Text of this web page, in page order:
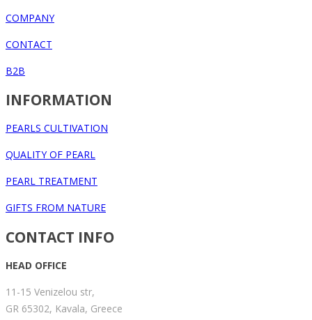
COMPANY
CONTACT
B2B
INFORMATION
PEARLS CULTIVATION
QUALITY OF PEARL
PEARL TREATMENT
GIFTS FROM NATURE
CONTACT INFO
HEAD OFFICE
11-15 Venizelou str,
GR 65302, Kavala, Greece